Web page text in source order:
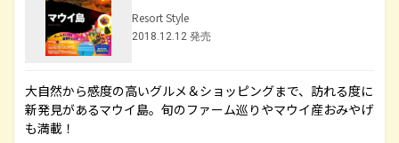
Resort Style
2018.12.12 発売
大自然から感度の高いグルメ＆ショッピングまで、訪れる度に
新発見があるマウイ島。旬のファーム巡りやマウイ産おみやげ
も満載！